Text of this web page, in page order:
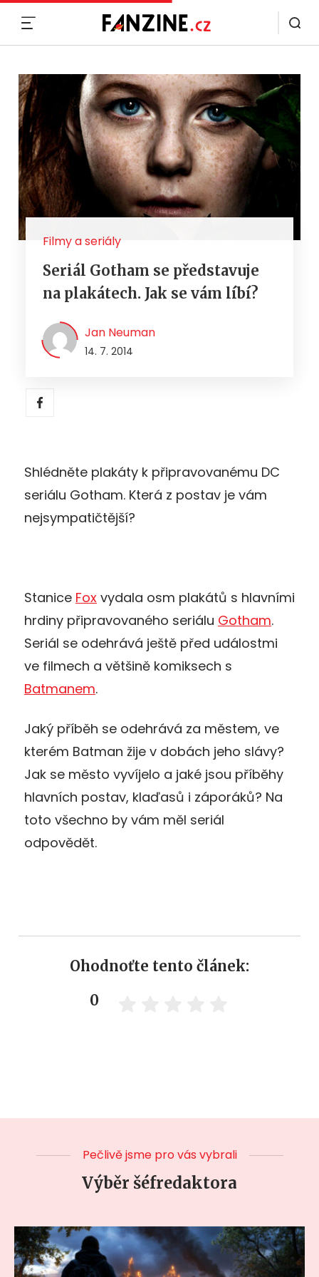
Filmy a seriály
Seriál Gotham se představuje
na plakátech. Jak se vám líbí?
Jan Neuman
14. 7. 2014
Shlédněte plakáty k připravovanému DC
seriálu Gotham. Která z postav je vám
nejsympatičtější?
Stanice Fox vydala osm plakátů s hlavními
hrdiny připravovaného seriálu Gotham.
Seriál se odehrává ještě před událostmi
ve filmech a většině komiksech s
Batmanem.
Jaký příběh se odehrává za městem, ve
kterém Batman žije v dobách jeho slávy?
Jak se město vyvíjelo a jaké jsou příběhy
hlavních postav, klaďasů i záporáků? Na
toto všechno by vám měl seriál
odpovědět.
Ohodnoťte tento článek:
0
Pečlivě jsme pro vás vybrali
Výběr šéfredaktora